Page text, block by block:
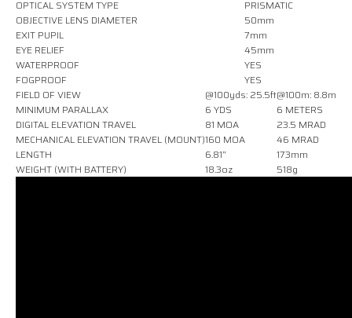
OPTICAL SYSTEM TYPE
PRISMATIC
OBJECTIVE LENS DIAMETER
50mm
EXIT PUPIL
7mm
EYE RELIEF
45mm
WATERPROOF
YES
FOGPROOF
YES
FIELD OF VIEW
@100yds: 25.5ft@100m: 8.8m
MINIMUM PARALLAX
6 YDS
6 METERS
DIGITAL ELEVATION TRAVEL
81 MOA
23.5 MRAD
MECHANICAL ELEVATION TRAVEL (MOUNT)160 MOA
46 MRAD
LENGTH
6.81”
173mm
WEIGHT (WITH BATTERY)
18.3oz 518g